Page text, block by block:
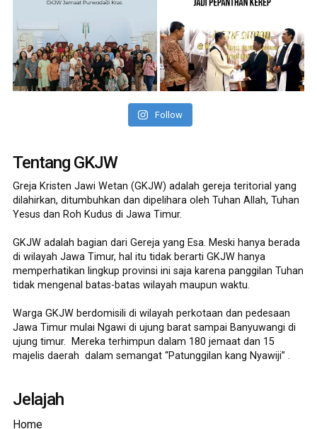
Follow
Tentang GKJW
Greja Kristen Jawi Wetan (GKJW) adalah gereja teritorial yang
dilahirkan, ditumbuhkan dan dipelihara oleh Tuhan Allah, Tuhan
Yesus dan Roh Kudus di Jawa Timur.
GKJW adalah bagian dari Gereja yang Esa. Meski hanya berada
di wilayah Jawa Timur, hal itu tidak berarti GKJW hanya
memperhatikan lingkup provinsi ini saja karena panggilan Tuhan
tidak mengenal batas-batas wilayah maupun waktu.
Warga GKJW berdomisili di wilayah perkotaan dan pedesaan
Jawa Timur mulai Ngawi di ujung barat sampai Banyuwangi di
ujung timur. Mereka terhimpun dalam 180 jemaat dan 15
majelis daerah dalam semangat “Patunggilan kang Nyawiji” .
Jelajah
Home